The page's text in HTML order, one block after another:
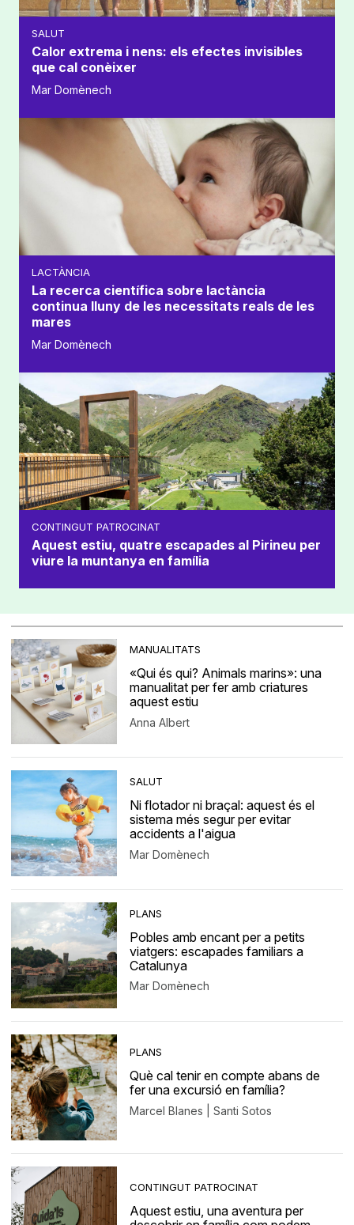
SALUT
Calor extrema i nens: els efectes invisibles
que cal conèixer
Mar Domènech
LACTÀNCIA
La recerca científica sobre lactància
continua lluny de les necessitats reals de les
mares
Mar Domènech
CONTINGUT PATROCINAT
Aquest estiu, quatre escapades al Pirineu per
viure la muntanya en família
MANUALITATS
«Qui és qui? Animals marins»: una
manualitat per fer amb criatures
aquest estiu
Anna Albert
SALUT
Ni flotador ni braçal: aquest és el
sistema més segur per evitar
accidents a l'aigua
Mar Domènech
PLANS
Pobles amb encant per a petits
viatgers: escapades familiars a
Catalunya
Mar Domènech
PLANS
Què cal tenir en compte abans de
fer una excursió en família?
Marcel Blanes | Santi Sotos
CONTINGUT PATROCINAT
Aquest estiu, una aventura per